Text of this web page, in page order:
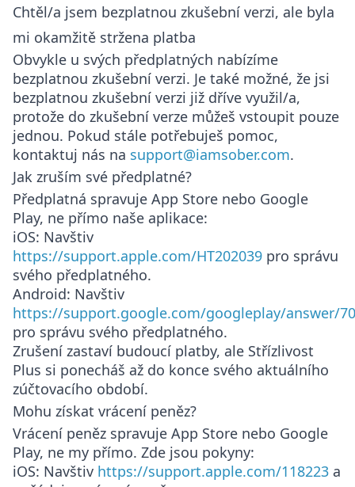
Chtěl/a jsem bezplatnou zkušební verzi, ale byla
mi okamžitě stržena platba
Obvykle u svých předplatných nabízíme
bezplatnou zkušební verzi. Je také možné, že jsi
bezplatnou zkušební verzi již dříve využil/a,
protože do zkušební verze můžeš vstoupit pouze
jednou. Pokud stále potřebuješ pomoc,
kontaktuj nás na support@iamsober.com.
Jak zruším své předplatné?
Předplatná spravuje App Store nebo Google
Play, ne přímo naše aplikace:
iOS: Navštiv
https://support.apple.com/HT202039 pro správu
svého předplatného.
Android: Navštiv
https://support.google.com/googleplay/answer/
pro správu svého předplatného.
Zrušení zastaví budoucí platby, ale Střízlivost
Plus si ponecháš až do konce svého aktuálního
zúčtovacího období.
Mohu získat vrácení peněz?
Vrácení peněz spravuje App Store nebo Google
Play, ne my přímo. Zde jsou pokyny:
iOS: Navštiv https://support.apple.com/118223 a